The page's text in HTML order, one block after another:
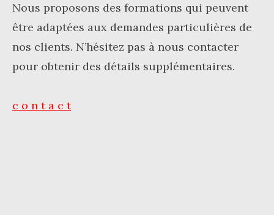
Nous proposons des formations qui peuvent
être adaptées aux demandes particulières de
nos clients. N’hésitez pas à nous contacter
pour obtenir des détails supplémentaires.
c o n t a c t